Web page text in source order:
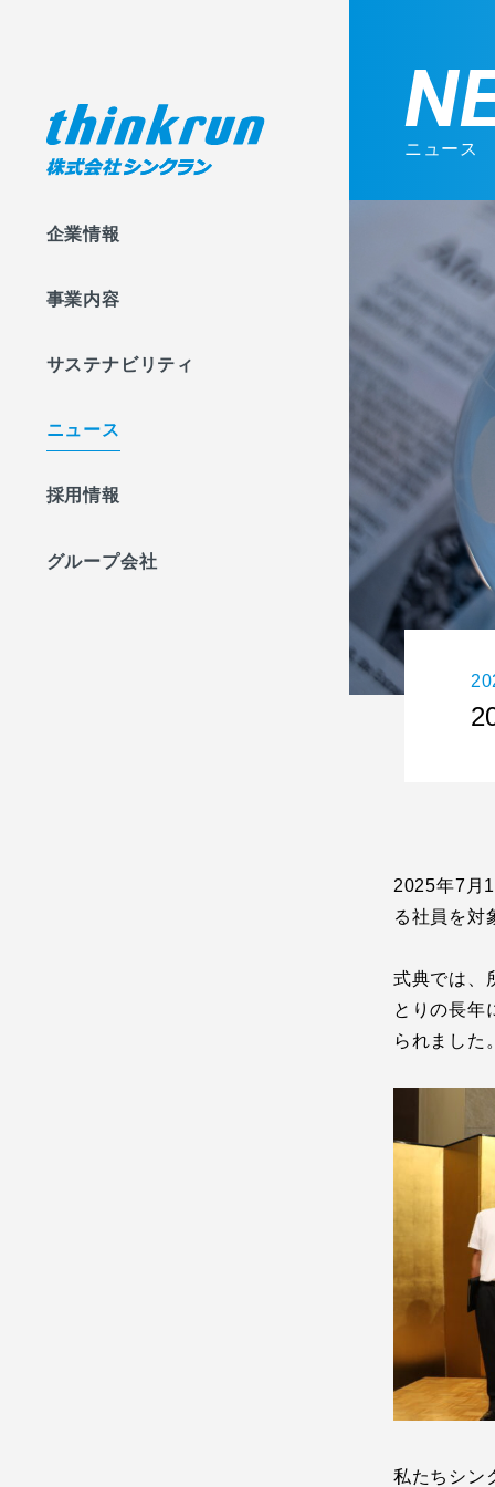
企業情報
事業内容
サステナビリティ
ニュース
採用情報
グループ会社
ニュース
2025年7月
る社員を対
式典では、
とりの長年
られました
私たちシン